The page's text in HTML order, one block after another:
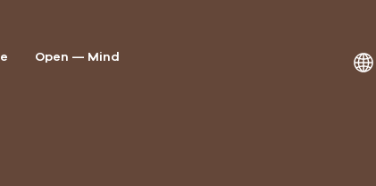
Open — Mind